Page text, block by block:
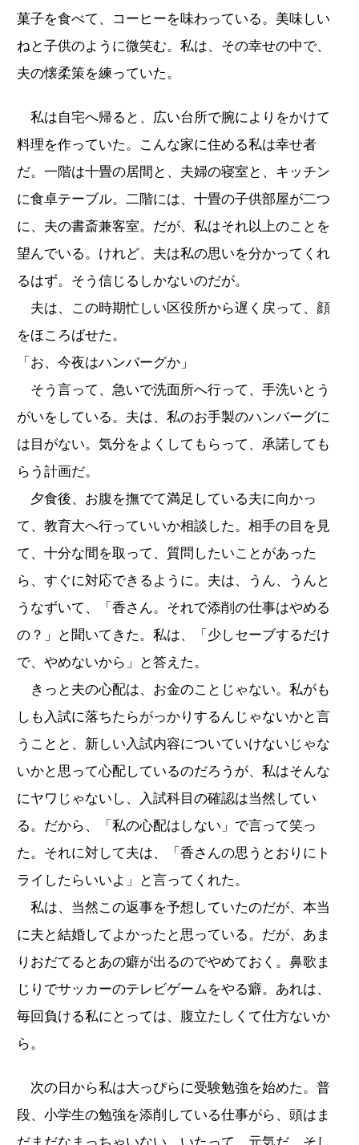
菓子を食べて、コーヒーを味わっている。美味しい
ねと子供のように微笑む。私は、その幸せの中で、
夫の懐柔策を練っていた。
私は自宅へ帰ると、広い台所で腕によりをかけて
料理を作っていた。こんな家に住める私は幸せ者
だ。一階は十畳の居間と、夫婦の寝室と、キッチン
に食卓テーブル。二階には、十畳の子供部屋が二つ
に、夫の書斎兼客室。だが、私はそれ以上のことを
望んでいる。けれど、夫は私の思いを分かってくれ
るはず。そう信じるしかないのだが。
夫は、この時期忙しい区役所から遅く戻って、顔
をほころばせた。
「お、今夜はハンバーグか」
そう言って、急いで洗面所へ行って、手洗いとう
がいをしている。夫は、私のお手製のハンバーグに
は目がない。気分をよくしてもらって、承諾しても
らう計画だ。
夕食後、お腹を撫でて満足している夫に向かっ
て、教育大へ行っていいか相談した。相手の目を見
て、十分な間を取って、質問したいことがあった
ら、すぐに対応できるように。夫は、うん、うんと
うなずいて、「香さん。それで添削の仕事はやめる
の？」と聞いてきた。私は、「少しセーブするだけ
で、やめないから」と答えた。
きっと夫の心配は、お金のことじゃない。私がも
しも入試に落ちたらがっかりするんじゃないかと言
うことと、新しい入試内容についていけないじゃな
いかと思って心配しているのだろうが、私はそんな
にヤワじゃないし、入試科目の確認は当然してい
る。だから、「私の心配はしない」で言って笑っ
た。それに対して夫は、「香さんの思うとおりにト
ライしたらいいよ」と言ってくれた。
私は、当然この返事を予想していたのだが、本当
に夫と結婚してよかったと思っている。だが、あま
りおだてるとあの癖が出るのでやめておく。鼻歌ま
じりでサッカーのテレビゲームをやる癖。あれは、
毎回負ける私にとっては、腹立たしくて仕方ないか
ら。
次の日から私は大っぴらに受験勉強を始めた。普
段、小学生の勉強を添削している仕事がら、頭はま